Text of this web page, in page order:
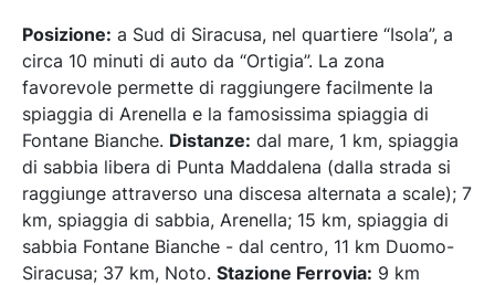
Posizione: a Sud di Siracusa, nel quartiere “Isola”, a
circa 10 minuti di auto da “Ortigia”. La zona
favorevole permette di raggiungere facilmente la
spiaggia di Arenella e la famosissima spiaggia di
Fontane Bianche. Distanze: dal mare, 1 km, spiaggia
di sabbia libera di Punta Maddalena (dalla strada si
raggiunge attraverso una discesa alternata a scale); 7
km, spiaggia di sabbia, Arenella; 15 km, spiaggia di
sabbia Fontane Bianche - dal centro, 11 km Duomo-
Siracusa; 37 km, Noto. Stazione Ferrovia: 9 km